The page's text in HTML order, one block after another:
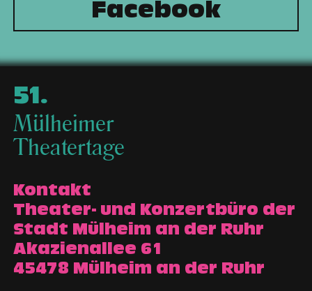
Facebook
51.
Mülheimer
Theatertage
Kontakt
Theater- und Konzertbüro der
Stadt Mülheim an der Ruhr
Akazienallee 61
45478 Mülheim an der Ruhr